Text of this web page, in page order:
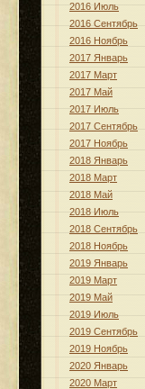
2016 Июль
2016 Сентябрь
2016 Ноябрь
2017 Январь
2017 Март
2017 Май
2017 Июль
2017 Сентябрь
2017 Ноябрь
2018 Январь
2018 Март
2018 Май
2018 Июль
2018 Сентябрь
2018 Ноябрь
2019 Январь
2019 Март
2019 Май
2019 Июль
2019 Сентябрь
2019 Ноябрь
2020 Январь
2020 Март